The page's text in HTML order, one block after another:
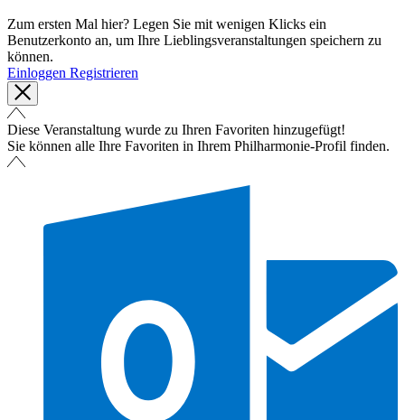
Zum ersten Mal hier? Legen Sie mit wenigen Klicks ein
Benutzerkonto an, um Ihre Lieblingsveranstaltungen speichern zu
können.
Einloggen Registrieren
Diese Veranstaltung wurde zu Ihren Favoriten hinzugefügt!
Sie können alle Ihre Favoriten in Ihrem Philharmonie-Profil finden.